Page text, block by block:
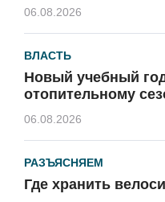
06.08.2026
ВЛАСТЬ
Новый учебный
отопительному
06.08.2026
РАЗЪЯСНЯЕМ
Где хранить